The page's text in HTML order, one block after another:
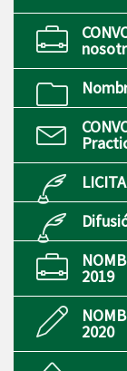
2019
2020